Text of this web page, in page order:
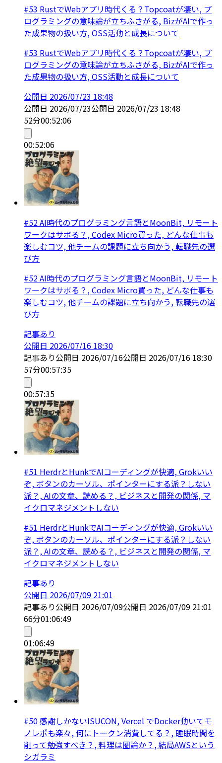
#53 RustでWebアプリ時代くる？Topcoatが凄い, プ
ログラミングの意味論が立ちふさがる, BizがAIで作っ
た成果物の扱い方, OSS活動と成長について
#53 RustでWebアプリ時代くる？Topcoatが凄い, プ
ログラミングの意味論が立ちふさがる, BizがAIで作っ
た成果物の扱い方, OSS活動と成長について
公開日 2026/07/23 18:48
公開日 2026/07/23公開日 2026/07/23 18:48
52分00:52:06
00:52:06
#52 AI時代のプログラミング言語とMoonBit, リモート
ワークはサボる？, Codex Micro買った, どんな仕事も
楽しむコツ, 他チームの課題に立ち向かう, 転職先の選
び方
#52 AI時代のプログラミング言語とMoonBit, リモート
ワークはサボる？, Codex Micro買った, どんな仕事も
楽しむコツ, 他チームの課題に立ち向かう, 転職先の選
び方
記事あり
公開日 2026/07/16 18:30
記事あり公開日 2026/07/16公開日 2026/07/16 18:30
57分00:57:35
00:57:35
#51 HerdrとHunkでAIコーディングが快適, Grokいい
ぞ, ボタンのカーソル、ポインターにする派？しない
派？, AIの文章、読める？, ビジネスと開発の関係, マ
イクロマネジメントしない
#51 HerdrとHunkでAIコーディングが快適, Grokいい
ぞ, ボタンのカーソル、ポインターにする派？しない
派？, AIの文章、読める？, ビジネスと開発の関係, マ
イクロマネジメントしない
記事あり
公開日 2026/07/09 21:01
記事あり公開日 2026/07/09公開日 2026/07/09 21:01
66分01:06:49
01:06:49
#50 感謝しかないISUCON, Vercel でDocker動いてモ
ノレポも楽々, 何にトークン消費してる？, 睡眠時間を
削って勉強すべき？, 料理は圏論か？, 結局AWSという
シガラミ